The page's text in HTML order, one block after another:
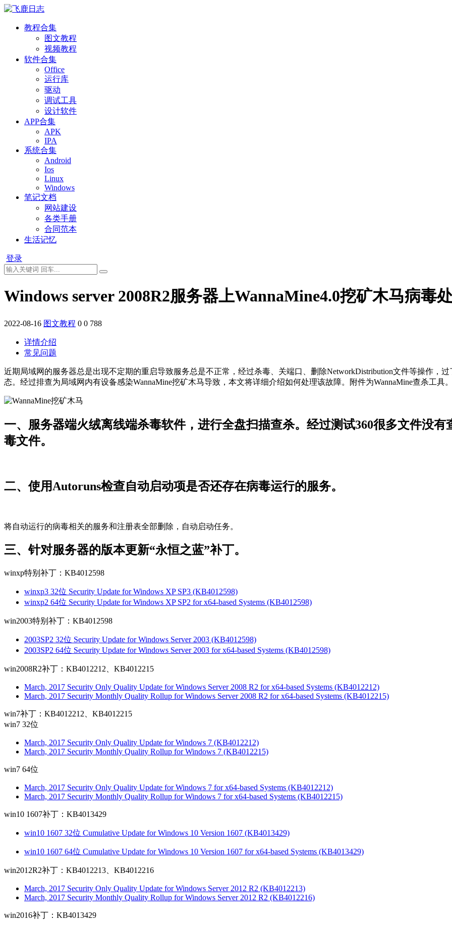
教程合集
图文教程
视频教程
软件合集
Office
运行库
驱动
调试工具
设计软件
APP合集
APK
IPA
系统合集
Android
Ios
Linux
Windows
笔记文档
网站建设
各类手册
合同范本
生活记忆
登录
Windows server 2008R2服务器上WannaMine4.0挖矿木马病毒
2022-08-16 图文教程 0 0 788
详情介绍
常见问题
近期局域网的服务器总是出现不定期的重启导致服务总是不正常，经过杀毒、关端口、删除NetworkDistribution文件等操作，
态。经过排查为局域网内有设备感染WannaMine挖矿木马导致，本文将详细介绍如何处理该故障。附件为WannaMine查杀工具。
一、服务器端火绒离线端杀毒软件，进行全盘扫描查杀。经过测试360很多文件没
毒文件。
二、使用Autoruns检查自动启动项是否还存在病毒运行的服务。
将自动运行的病毒相关的服务和注册表全部删除，自动启动任务。
三、针对服务器的版本更新“永恒之蓝”补丁。
winxp特别补丁：KB4012598
winxp3 32位 Security Update for Windows XP SP3 (KB4012598)
winxp2 64位 Security Update for Windows XP SP2 for x64-based Systems (KB4012598)
win2003特别补丁：KB4012598
2003SP2 32位 Security Update for Windows Server 2003 (KB4012598)
2003SP2 64位 Security Update for Windows Server 2003 for x64-based Systems (KB4012598)
win2008R2补丁：KB4012212、KB4012215
March, 2017 Security Only Quality Update for Windows Server 2008 R2 for x64-based Systems (KB4012212)
March, 2017 Security Monthly Quality Rollup for Windows Server 2008 R2 for x64-based Systems (KB4012215)
win7补丁：KB4012212、KB4012215
win7 32位
March, 2017 Security Only Quality Update for Windows 7 (KB4012212)
March, 2017 Security Monthly Quality Rollup for Windows 7 (KB4012215)
win7 64位
March, 2017 Security Only Quality Update for Windows 7 for x64-based Systems (KB4012212)
March, 2017 Security Monthly Quality Rollup for Windows 7 for x64-based Systems (KB4012215)
win10 1607补丁：KB4013429
win10 1607 32位 Cumulative Update for Windows 10 Version 1607 (KB4013429)
win10 1607 64位 Cumulative Update for Windows 10 Version 1607 for x64-based Systems (KB4013429)
win2012R2补丁：KB4012213、KB4012216
March, 2017 Security Only Quality Update for Windows Server 2012 R2 (KB4012213)
March, 2017 Security Monthly Quality Rollup for Windows Server 2012 R2 (KB4012216)
win2016补丁：KB4013429